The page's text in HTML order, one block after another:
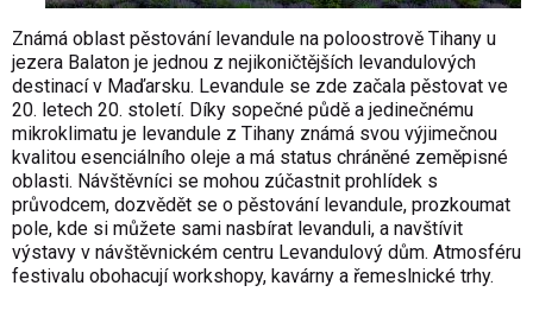
Známá oblast pěstování levandule na poloostrově Tihany u
jezera Balaton je jednou z nejikoničtějších levandulových
destinací v Maďarsku. Levandule se zde začala pěstovat ve
20. letech 20. století. Díky sopečné půdě a jedinečnému
mikroklimatu je levandule z Tihany známá svou výjimečnou
kvalitou esenciálního oleje a má status chráněné zeměpisné
oblasti. Návštěvníci se mohou zúčastnit prohlídek s
průvodcem, dozvědět se o pěstování levandule, prozkoumat
pole, kde si můžete sami nasbírat levanduli, a navštívit
výstavy v návštěvnickém centru Levandulový dům. Atmosféru
festivalu obohacují workshopy, kavárny a řemeslnické trhy.